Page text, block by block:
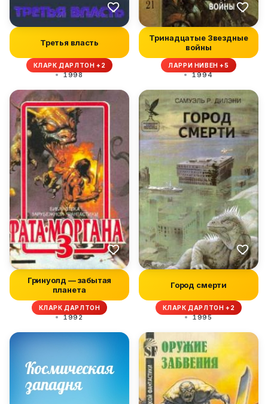
Третья власть
КЛАРК ДАРЛТОН +2
1998
Тринадцатые Звездные
войны
ЛАРРИ НИВЕН +5
1994
Гринуолд — забытая
планета
КЛАРК ДАРЛТОН
1992
Город смерти
КЛАРК ДАРЛТОН +2
1995